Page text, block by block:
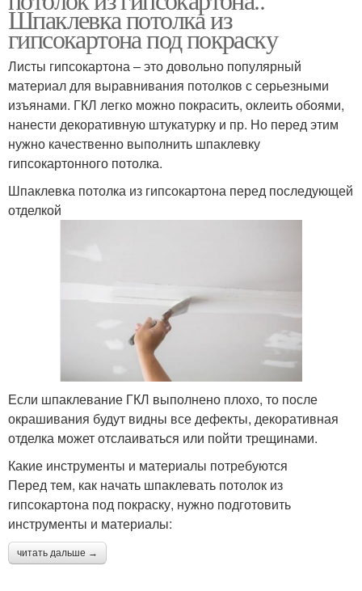
Шпаклевка потолка из
гипсокартона под покраску
Листы гипсокартона – это довольно популярный
материал для выравнивания потолков с серьезными
изъянами. ГКЛ легко можно покрасить, оклеить обоями,
нанести декоративную штукатурку и пр. Но перед этим
нужно качественно выполнить шпаклевку
гипсокартонного потолка.
Шпаклевка потолка из гипсокартона перед последующей
отделкой
Если шпаклевание ГКЛ выполнено плохо, то после
окрашивания будут видны все дефекты, декоративная
отделка может отслаиваться или пойти трещинами.
Какие инструменты и материалы потребуются
Перед тем, как начать шпаклевать потолок из
гипсокартона под покраску, нужно подготовить
инструменты и материалы:
читать дальше →